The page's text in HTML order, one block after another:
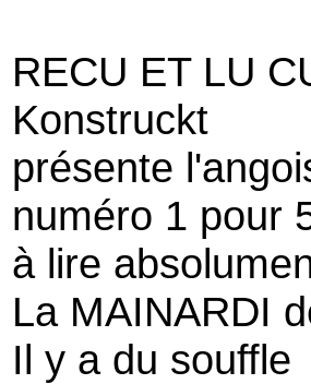
RECU ET LU
Konstruckt
présente
numéro 1 pour
à lire
La MAINARDI
Il y a du souffle